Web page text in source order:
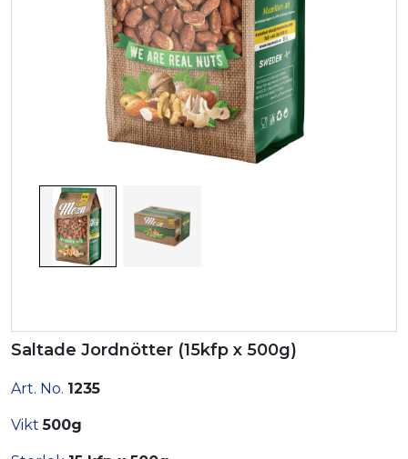
Saltade Jordnötter (15kfp x 500g)
Art. No. 1235
Vikt 500g